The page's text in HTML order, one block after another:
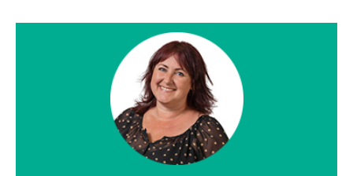
Neem contact op